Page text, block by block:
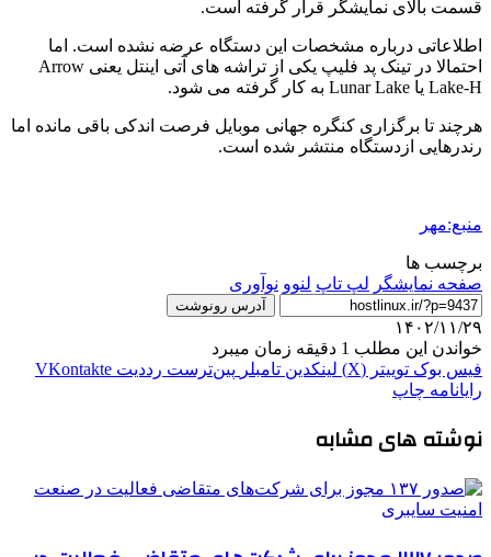
قسمت بالای نمایشگر قرار گرفته است.
اطلاعاتی درباره مشخصات این دستگاه عرضه نشده است. اما
احتمالا در تینک پد فلیپ یکی از تراشه های آتی اینتل یعنی Arrow
Lake-H یا Lunar Lake به کار گرفته می شود.
هرچند تا برگزاری کنگره جهانی موبایل فرصت اندکی باقی مانده اما
رندرهایی ازدستگاه منتشر شده است.
منبع:مهر
برچسب ها
صفحه نمایشگر لپ تاپ لنوو نوآوری
آدرس رونوشت
۱۴۰۲/۱۱/۲۹
خواندن این مطلب 1 دقیقه زمان میبرد
فیس بوک توییتر (X) لینکدین ‫تامبلر ‫پین‌ترست ‫رددیت ‫VKontakte
رایانامه چاپ
نوشته های مشابه